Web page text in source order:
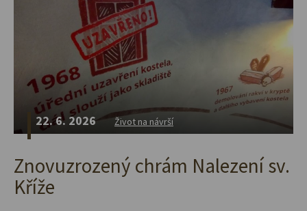
22. 6. 2026 Život na návrší
Znovuzrozený chrám Nalezení sv.
Kříže